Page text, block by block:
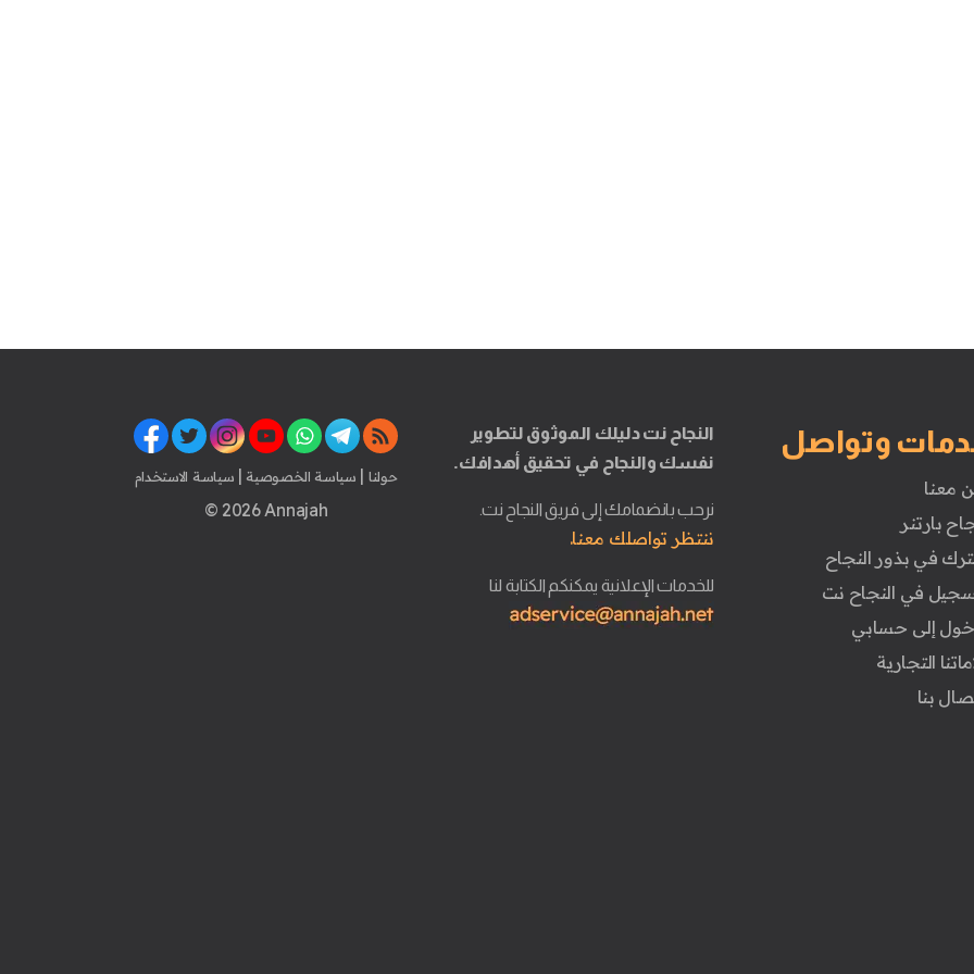
وتواصل
معنا
بارتنر
في بذور النجاح
في النجاح نت
إلى حسابي
التجارية
بنا
النجاح نت دليلك الموثوق لتطوير
نفسك والنجاح في تحقيق أهدافك.
نرحب بانضمامك إلى فريق النجاح نت.
ننتظر تواصلك معنا.
للخدمات الإعلانية يمكنكم الكتابة لنا
حولنا | سياسة الخصوصية | سياسة الاستخدام
© 2026 Annajah